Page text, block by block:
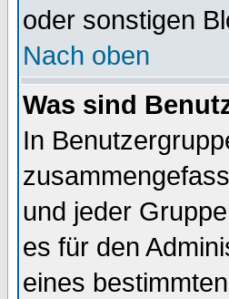
oder sonstigen
Nach oben
Was sind
In
und jeder
es für den
eines